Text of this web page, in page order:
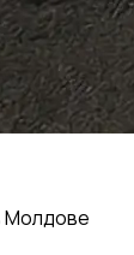
Молдове